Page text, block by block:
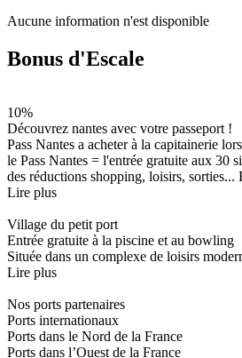
Aucune information n'est disponible
Bonus d'Escale
10%
Découvrez nantes avec votre passeport !
Pass Nantes a acheter à la capitainerie
le Pass Nantes = l'entrée gratuite aux 30
des réductions shopping, loisirs,
Lire plus
Village du petit port
Entrée gratuite à la piscine et au bowling
Située dans un complexe de loisirs
Lire plus
Nos ports partenaires
Ports internationaux
Ports dans le Nord de la France
Ports dans l’Ouest de la France